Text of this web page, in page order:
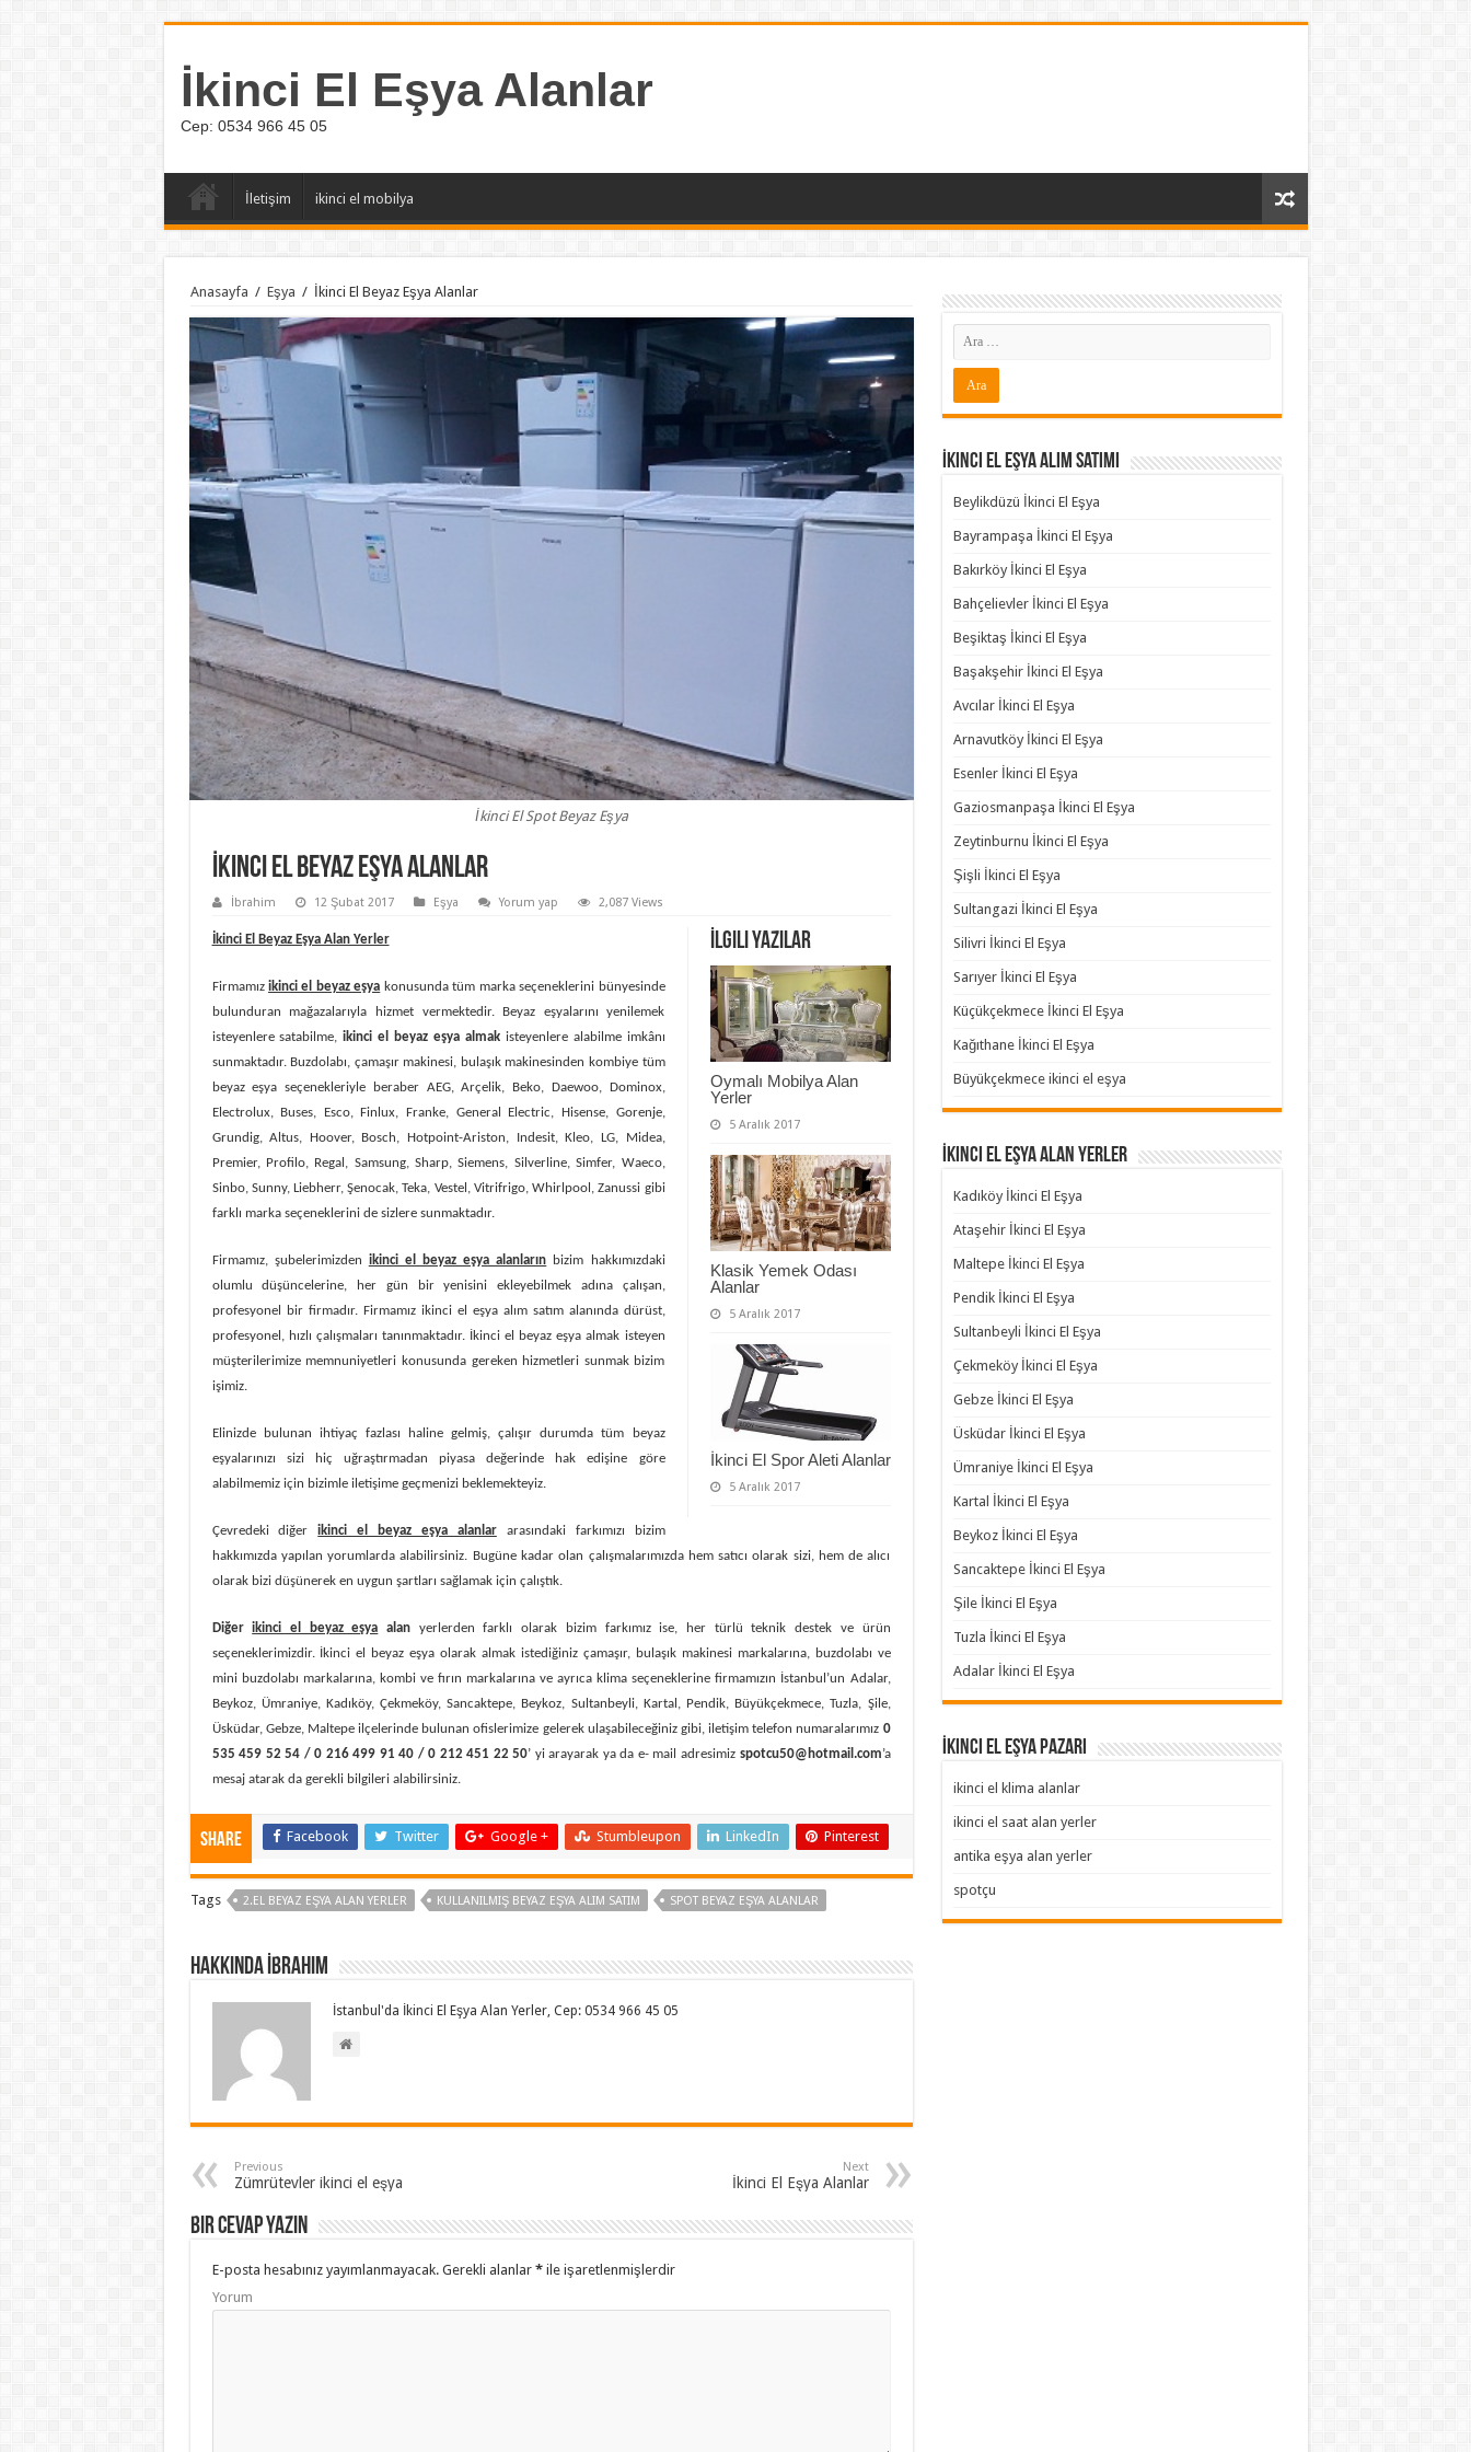
İkinci El Eşya Alanlar
Cep: 0534 966 45 05
İletişim ikinci el mobilya
Anasayfa / Eşya / İkinci El Beyaz Eşya Alanlar
İkinci El Spot Beyaz Eşya
İkinci El Beyaz Eşya Alanlar
İbrahim 12 Şubat 2017 Eşya Yorum yap 2,087 Views
İlgili Yazılar
Oymalı Mobilya Alan
Yerler
5 Aralık 2017
Klasik Yemek Odası
Alanlar
5 Aralık 2017
İkinci El Spor Aleti Alanlar
5 Aralık 2017
İkinci El Beyaz Eşya Alan Yerler
Firmamız ikinci el beyaz eşya konusunda tüm marka seçeneklerini bünyesinde
bulunduran mağazalarıyla hizmet vermektedir. Beyaz eşyalarını yenilemek
isteyenlere satabilme,ikinciel beyaz eşya almak isteyenlere alabilme imkânı
sunmaktadır. Buzdolabı, çamaşır makinesi, bulaşık makinesinden kombiye tüm
beyaz eşya seçenekleriyle beraber AEG, Arçelik, Beko, Daewoo, Dominox,
Electrolux, Buses, Esco, Finlux, Franke, General Electric, Hisense, Gorenje,
Grundig, Altus, Hoover, Bosch, Hotpoint-Ariston, Indesit, Kleo, LG, Midea,
Premier, Profilo, Regal, Samsung, Sharp, Siemens, Silverline, Simfer, Waeco,
Sinbo, Sunny, Liebherr, Şenocak, Teka, Vestel, Vitrifrigo, Whirlpool, Zanussi gibi
farklı marka seçeneklerini de sizlere sunmaktadır.
Firmamız, şubelerimizden ikinci el beyaz eşya alanların bizim hakkımızdaki
olumlu düşüncelerine, her gün bir yenisini ekleyebilmek adına çalışan,
profesyonel bir firmadır. Firmamız ikinci el eşya alım satım alanında dürüst,
profesyonel, hızlı çalışmaları tanınmaktadır. İkinci el beyaz eşya almak isteyen
müşterilerimize memnuniyetleri konusunda gereken hizmetleri sunmak bizim
işimiz.
Elinizde bulunan ihtiyaç fazlası haline gelmiş, çalışır durumda tüm beyaz
eşyalarınızı sizi hiç uğraştırmadan piyasa değerinde hak edişine göre
alabilmemiz için bizimle iletişime geçmenizi beklemekteyiz.
Çevredeki diğerikinci el beyaz eşya alanlararasındaki farkımızı bizim
hakkımızda yapılan yorumlarda alabilirsiniz. Bugüne kadar olan çalışmalarımızda hem satıcı olarak sizi, hem de alıcı
olarak bizi düşünerek en uygun şartları sağlamak için çalıştık.
Diğerikinci el beyaz eşya alan yerlerden farklı olarak bizim farkımız ise, her türlü teknik destek ve ürün
seçeneklerimizdir. İkinci el beyaz eşya olarak almak istediğiniz çamaşır, bulaşık makinesi markalarına, buzdolabı ve
mini buzdolabı markalarına, kombi ve fırın markalarına ve ayrıca klima seçeneklerine firmamızın İstanbul’un Adalar,
Beykoz, Ümraniye, Kadıköy, Çekmeköy, Sancaktepe, Beykoz, Sultanbeyli, Kartal, Pendik, Büyükçekmece, Tuzla, Şile,
Üsküdar, Gebze, Maltepe ilçelerinde bulunan ofislerimize gelerek ulaşabileceğiniz gibi, iletişim telefon numaralarımız 0
535 459 52 54 / 0 216 499 91 40 / 0 212 451 22 50’ yi arayarak ya da e- mail adresimiz spotcu50@hotmail.com’a
mesaj atarak da gerekli bilgileri alabilirsiniz.
Share Facebook Twitter Google + Stumbleupon LinkedIn Pinterest
Tags 2.EL BEYAZ EŞYA ALAN YERLER KULLANILMIŞ BEYAZ EŞYA ALIM SATIM SPOT BEYAZ EŞYA ALANLAR
Hakkında İbrahim
İstanbul'da İkinci El Eşya Alan Yerler, Cep: 0534 966 45 05
Previous
Zümrütevler ikinci el eşya
Next
İkinci El Eşya Alanlar
Bir cevap yazın
E-posta hesabınız yayımlanmayacak.Gerekli alanlar *ile işaretlenmişlerdir
Yorum
İkinci El Eşya Alım Satımı
Beylikdüzü İkinci El Eşya
Bayrampaşa İkinci El Eşya
Bakırköy İkinci El Eşya
Bahçelievler İkinci El Eşya
Beşiktaş İkinci El Eşya
Başakşehir İkinci El Eşya
Avcılar İkinci El Eşya
Arnavutköy İkinci El Eşya
Esenler İkinci El Eşya
Gaziosmanpaşa İkinci El Eşya
Zeytinburnu İkinci El Eşya
Şişli İkinci El Eşya
Sultangazi İkinci El Eşya
Silivri İkinci El Eşya
Sarıyer İkinci El Eşya
Küçükçekmece İkinci El Eşya
Kağıthane İkinci El Eşya
Büyükçekmece ikinci el eşya
İkinci El Eşya Alan Yerler
Kadıköy İkinci El Eşya
Ataşehir İkinci El Eşya
Maltepe İkinci El Eşya
Pendik İkinci El Eşya
Sultanbeyli İkinci El Eşya
Çekmeköy İkinci El Eşya
Gebze İkinci El Eşya
Üsküdar İkinci El Eşya
Ümraniye İkinci El Eşya
Kartal İkinci El Eşya
Beykoz İkinci El Eşya
Sancaktepe İkinci El Eşya
Şile İkinci El Eşya
Tuzla İkinci El Eşya
Adalar İkinci El Eşya
İkinci El Eşya Pazarı
ikinci el klima alanlar
ikinci el saat alan yerler
antika eşya alan yerler
spotçu